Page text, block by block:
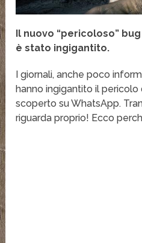
Il nuovo “pericoloso”
è stato ingigantito.
I giornali, anche poco
hanno ingigantito il pericolo
scoperto su WhatsApp.
riguarda proprio! Ecco